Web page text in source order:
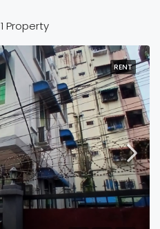
1 Property
RENT